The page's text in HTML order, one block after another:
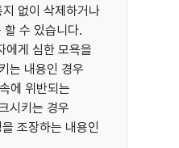
없이 삭제하거나
할 수 있습니다.
에게 심한 모욕을
는 내용인 경우
에 위반되는
시키는 경우
조장하는 내용인